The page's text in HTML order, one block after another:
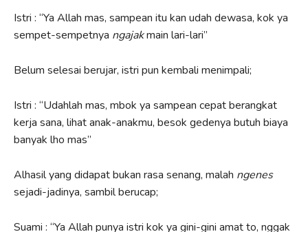
Istri : “Ya Allah mas, sampean itu kan udah dewasa, kok ya
sempet-sempetnya ngajakmain lari-lari”
Belum selesai berujar, istri pun kembali menimpali;
Istri : “Udahlah mas, mbok ya sampean cepat berangkat
kerja sana, lihat anak-anakmu, besok gedenya butuh biaya
banyak lho mas”
Alhasil yang didapat bukan rasa senang, malah ngenes
sejadi-jadinya, sambil berucap;
Suami : “Ya Allah punya istri kok ya gini-gini amat to, nggak